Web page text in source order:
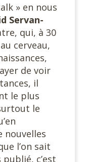
» en nous
Servan-
qui, à 30
cerveau,
de voir
il
le plus
le
nouvelles
l’on sait
publié, c’est